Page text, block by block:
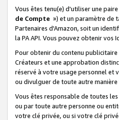
Vous êtes tenu(e) d'utiliser une
de Compte ») et un paramètre de
Partenaires d'Amazon, soit un
la PA API. Vous pouvez obtenir vos
Pour obtenir du contenu
Créateurs et une approbation
réservé à votre usage personnel et
ou divulguer de toute autre
Vous êtes responsable de toutes
ou par toute autre personne ou
votre clé privée, ou si votre clé